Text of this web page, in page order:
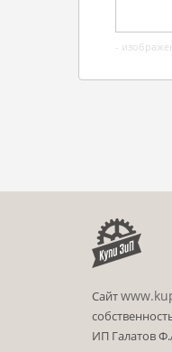
-
Сайт
ИП Галатов